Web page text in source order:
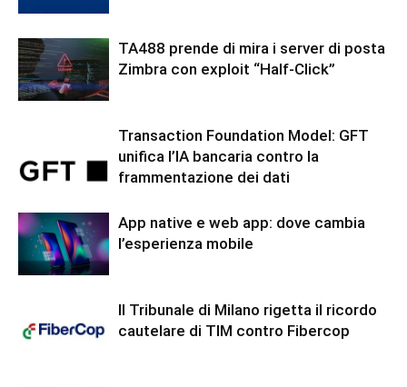
TA488 prende di mira i server di posta
Zimbra con exploit “Half-Click”
Transaction Foundation Model: GFT
unifica l’IA bancaria contro la
frammentazione dei dati
App native e web app: dove cambia
l’esperienza mobile
Il Tribunale di Milano rigetta il ricordo
cautelare di TIM contro Fibercop